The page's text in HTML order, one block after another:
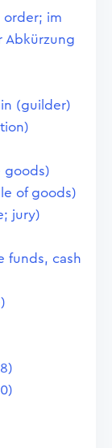
order; im
Abkürzung
(guilder)
goods)
of goods)
jury)
funds, cash